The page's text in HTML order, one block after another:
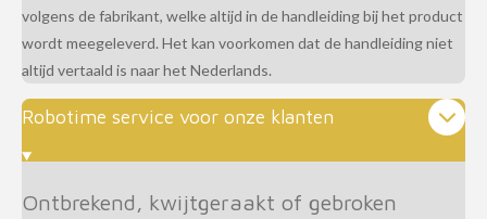
volgens de fabrikant, welke altijd in de handleiding bij het product
wordt meegeleverd. Het kan voorkomen dat de handleiding niet
altijd vertaald is naar het Nederlands.
Robotime service voor onze klanten
Ontbrekend, kwijtgeraakt of gebroken